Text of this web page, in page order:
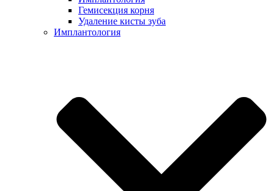
Гемисекция корня
Удаление кисты зуба
Имплантология